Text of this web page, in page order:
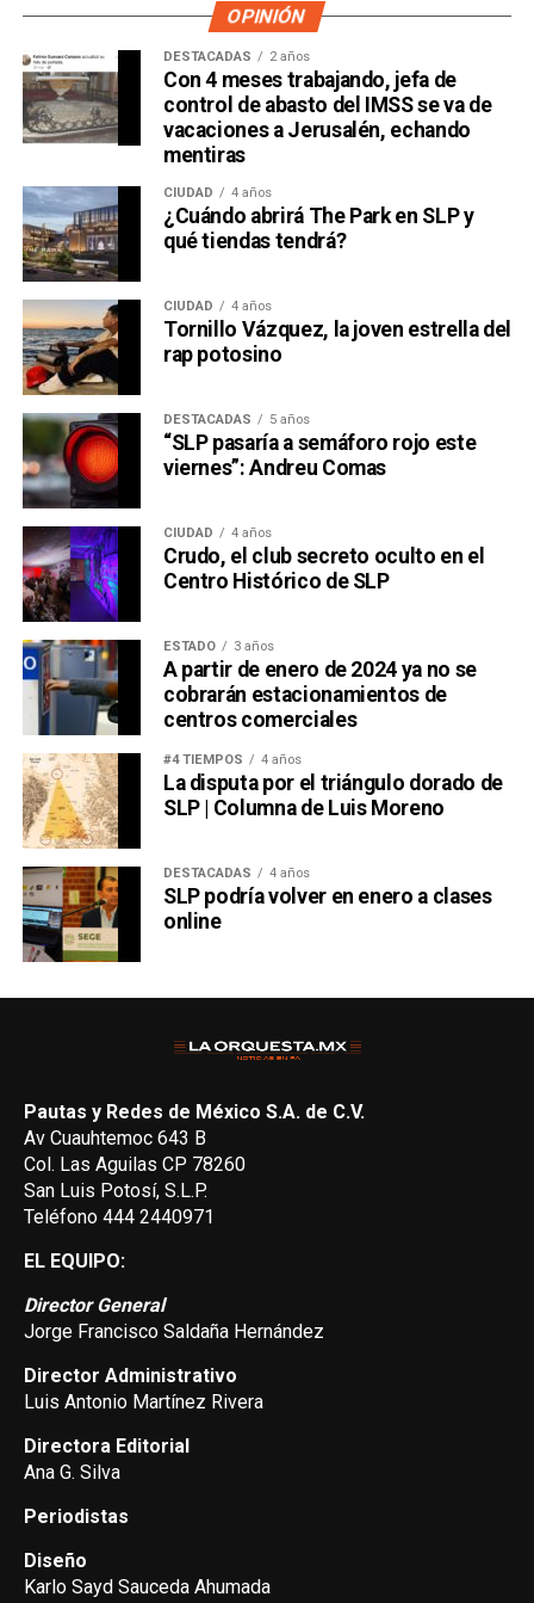
OPINIÓN
DESTACADAS 2 años
Con 4 meses trabajando, jefa de
control de abasto del IMSS se va de
vacaciones a Jerusalén, echando
mentiras
CIUDAD 4 años
¿Cuándo abrirá The Park en SLP y
qué tiendas tendrá?
CIUDAD 4 años
Tornillo Vázquez, la joven estrella del
rap potosino
DESTACADAS 5 años
“SLP pasaría a semáforo rojo este
viernes”: Andreu Comas
CIUDAD 4 años
Crudo, el club secreto oculto en el
Centro Histórico de SLP
ESTADO 3 años
A partir de enero de 2024 ya no se
cobrarán estacionamientos de
centros comerciales
#4 TIEMPOS 4 años
La disputa por el triángulo dorado de
SLP | Columna de Luis Moreno
DESTACADAS 4 años
SLP podría volver en enero a clases
online
Pautas y Redes de México S.A. de C.V.
Av Cuauhtemoc 643 B
Col. Las Aguilas CP 78260
San Luis Potosí, S.L.P.
Teléfono 444 2440971
EL EQUIPO:
Director General
Jorge Francisco Saldaña Hernández
Director Administrativo
Luis Antonio Martínez Rivera
Directora Editorial
Ana G. Silva
Periodistas
Diseño
Karlo Sayd Sauceda Ahumada